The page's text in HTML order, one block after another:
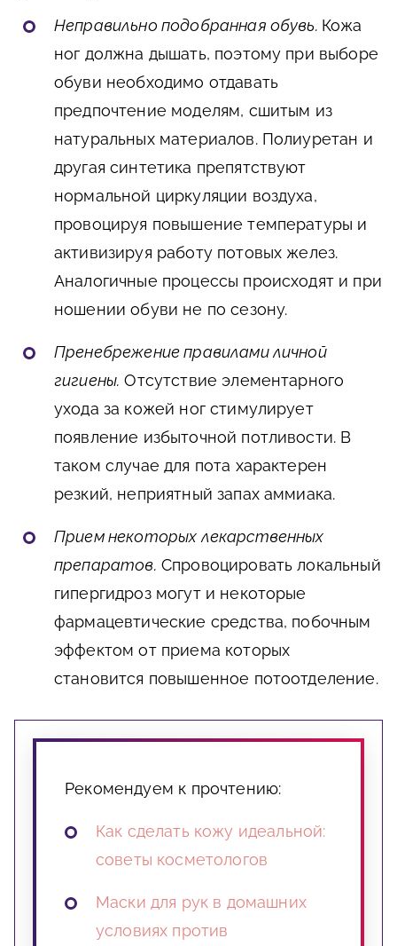
Неправильно подобранная обувь. Кожа
ног должна дышать, поэтому при выборе
обуви необходимо отдавать
предпочтение моделям, сшитым из
натуральных материалов. Полиуретан и
другая синтетика препятствуют
нормальной циркуляции воздуха,
провоцируя повышение температуры и
активизируя работу потовых желез.
Аналогичные процессы происходят и при
ношении обуви не по сезону.
Пренебрежение правилами личной
гигиены. Отсутствие элементарного
ухода за кожей ног стимулирует
появление избыточной потливости. В
таком случае для пота характерен
резкий, неприятный запах аммиака.
Прием некоторых лекарственных
препаратов. Спровоцировать локальный
гипергидроз могут и некоторые
фармацевтические средства, побочным
эффектом от приема которых
становится повышенное потоотделение.
Рекомендуем к прочтению:
Как сделать кожу идеальной:
советы косметологов
Маски для рук в домашних
условиях против